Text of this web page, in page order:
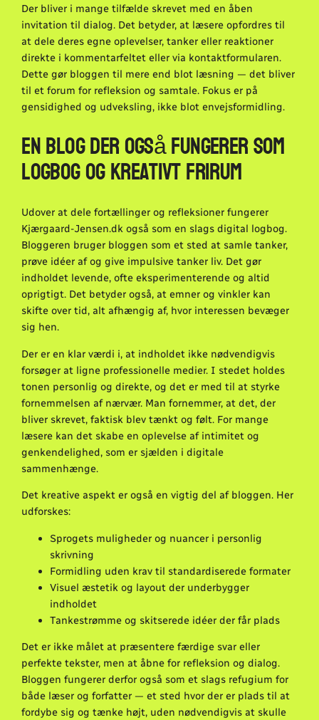
Der bliver i mange tilfælde skrevet med en åben
invitation til dialog. Det betyder, at læsere opfordres til
at dele deres egne oplevelser, tanker eller reaktioner
direkte i kommentarfeltet eller via kontaktformularen.
Dette gør bloggen til mere end blot læsning — det bliver
til et forum for refleksion og samtale. Fokus er på
gensidighed og udveksling, ikke blot envejsformidling.
En blog der også fungerer som
logbog og kreativt frirum
Udover at dele fortællinger og refleksioner fungerer
Kjærgaard-Jensen.dk også som en slags digital logbog.
Bloggeren bruger bloggen som et sted at samle tanker,
prøve idéer af og give impulsive tanker liv. Det gør
indholdet levende, ofte eksperimenterende og altid
oprigtigt. Det betyder også, at emner og vinkler kan
skifte over tid, alt afhængig af, hvor interessen bevæger
sig hen.
Der er en klar værdi i, at indholdet ikke nødvendigvis
forsøger at ligne professionelle medier. I stedet holdes
tonen personlig og direkte, og det er med til at styrke
fornemmelsen af nærvær. Man fornemmer, at det, der
bliver skrevet, faktisk blev tænkt og følt. For mange
læsere kan det skabe en oplevelse af intimitet og
genkendelighed, som er sjælden i digitale
sammenhænge.
Det kreative aspekt er også en vigtig del af bloggen. Her
udforskes:
Sprogets muligheder og nuancer i personlig
skrivning
Formidling uden krav til standardiserede formater
Visuel æstetik og layout der underbygger
indholdet
Tankestrømme og skitserede idéer der får plads
Det er ikke målet at præsentere færdige svar eller
perfekte tekster, men at åbne for refleksion og dialog.
Bloggen fungerer derfor også som et slags refugium for
både læser og forfatter — et sted hvor der er plads til at
fordybe sig og tænke højt, uden nødvendigvis at skulle